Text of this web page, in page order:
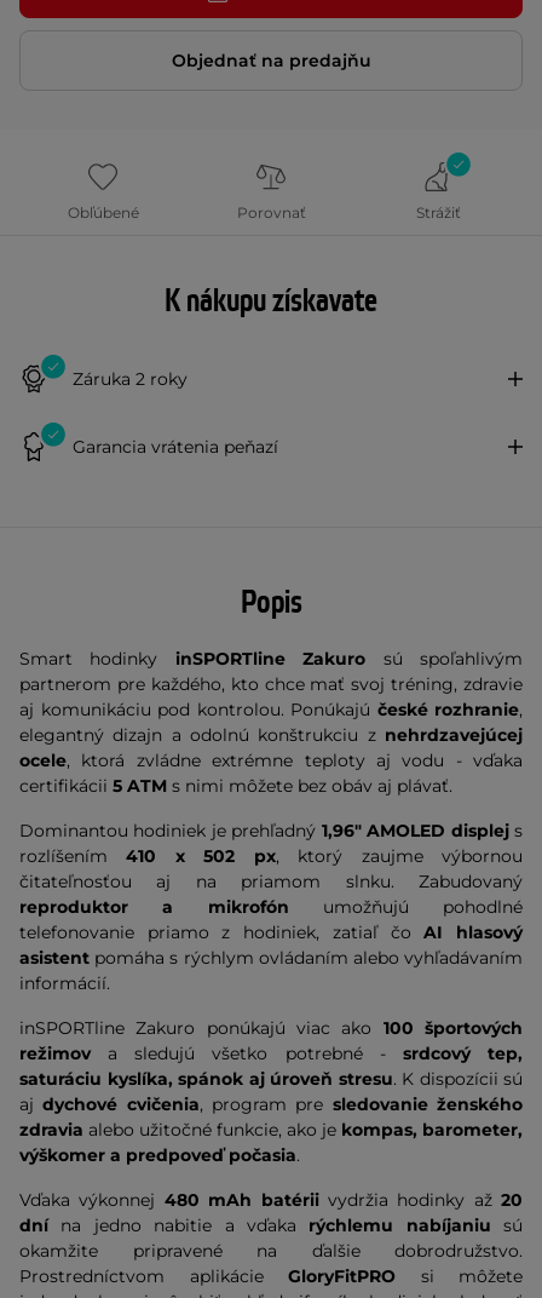
Objednať na predajňu
Obľúbené Porovnať Strážiť
K nákupu získavate
Záruka 2 roky
Garancia vrátenia peňazí
Popis
Smart hodinky inSPORTline Zakuro sú spoľahlivým
partnerom pre každého, kto chce mať svoj tréning, zdravie
aj komunikáciu pod kontrolou. Ponúkajú české rozhranie,
elegantný dizajn a odolnú konštrukciu z nehrdzavejúcej
ocele, ktorá zvládne extrémne teploty aj vodu - vďaka
certifikácii 5 ATM s nimi môžete bez obáv aj plávať.
Dominantou hodiniek je prehľadný 1,96" AMOLED displejs
rozlíšením410 x 502 px, ktorý zaujme výbornou
čitateľnosťou aj na priamom slnku. Zabudovaný
reproduktor a mikrofón umožňujú pohodlné
telefonovanie priamo z hodiniek, zatiaľ čoAI hlasový
asistent pomáha s rýchlym ovládaním alebo vyhľadávaním
informácií.
inSPORTline Zakuro ponúkajú viac ako 100 športových
režimova sledujú všetko potrebné - srdcový tep,
saturáciu kyslíka, spánok aj úroveň stresu. K dispozícii sú
ajdychové cvičenia, program pre sledovanie ženského
zdravia alebo užitočné funkcie, ako je kompas, barometer,
výškomer a predpoveď počasia.
Vďaka výkonnej 480 mAh batériivydržia hodinky až 20
dnína jedno nabitie a vďaka rýchlemu nabíjaniu sú
okamžite pripravené na ďalšie dobrodružstvo.
Prostredníctvom aplikácie GloryFitPRO si môžete